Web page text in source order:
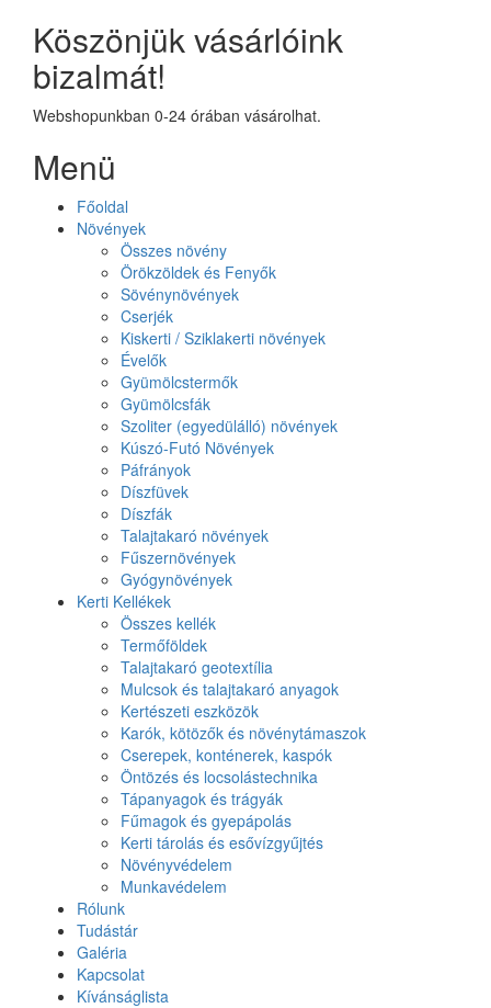
Köszönjük vásárlóink
bizalmát!
Webshopunkban 0-24 órában vásárolhat.
Menü
Főoldal
Növények
Összes növény
Örökzöldek és Fenyők
Sövénynövények
Cserjék
Kiskerti / Sziklakerti növények
Évelők
Gyümölcstermők
Gyümölcsfák
Szoliter (egyedülálló) növények
Kúszó-Futó Növények
Páfrányok
Díszfüvek
Díszfák
Talajtakaró növények
Fűszernövények
Gyógynövények
Kerti Kellékek
Összes kellék
Termőföldek
Talajtakaró geotextília
Mulcsok és talajtakaró anyagok
Kertészeti eszközök
Karók, kötözők és növénytámaszok
Cserepek, konténerek, kaspók
Öntözés és locsolástechnika
Tápanyagok és trágyák
Fűmagok és gyepápolás
Kerti tárolás és esővízgyűjtés
Növényvédelem
Munkavédelem
Rólunk
Tudástár
Galéria
Kapcsolat
Kívánságlista